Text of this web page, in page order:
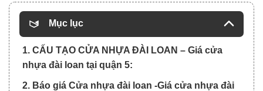
Mục lục
1. CẤU TẠO CỬA NHỰA ĐÀI LOAN – Giá cửa
nhựa đài loan tại quận 5:
2. Báo giá Cửa nhựa đài loan -Giá cửa nhựa đài